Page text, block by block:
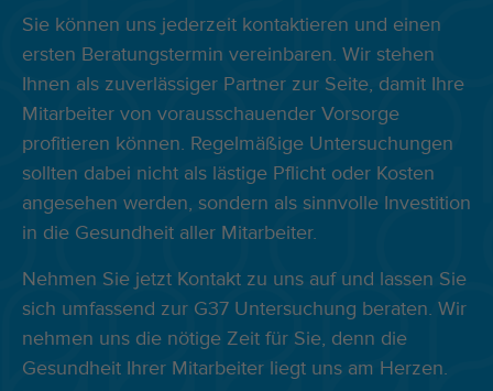
Sie können uns jederzeit kontaktieren und einen
ersten Beratungstermin vereinbaren. Wir stehen
Ihnen als zuverlässiger Partner zur Seite, damit Ihre
Mitarbeiter von vorausschauender Vorsorge
profitieren können. Regelmäßige Untersuchungen
sollten dabei nicht als lästige Pflicht oder Kosten
angesehen werden, sondern als sinnvolle Investition
in die Gesundheit aller Mitarbeiter.
Nehmen Sie jetzt Kontakt zu uns auf und lassen Sie
sich umfassend zur G37 Untersuchung beraten. Wir
nehmen uns die nötige Zeit für Sie, denn die
Gesundheit Ihrer Mitarbeiter liegt uns am Herzen.